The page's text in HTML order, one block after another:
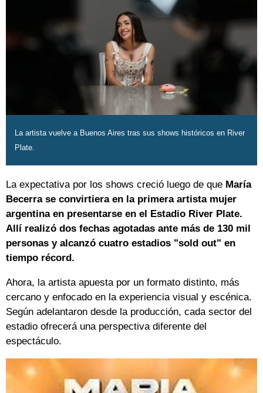
La artista vuelve a Buenos Aires tras sus shows históricos en River
Plate.
La expectativa por los shows creció luego de que María
Becerra se convirtiera en la primera artista mujer
argentina en presentarse en el Estadio River Plate.
Allí realizó dos fechas agotadas ante más de 130 mil
personas y alcanzó cuatro estadios "sold out" en
tiempo récord.
Ahora, la artista apuesta por un formato distinto, más
cercano y enfocado en la experiencia visual y escénica.
Según adelantaron desde la producción, cada sector del
estadio ofrecerá una perspectiva diferente del
espectáculo.